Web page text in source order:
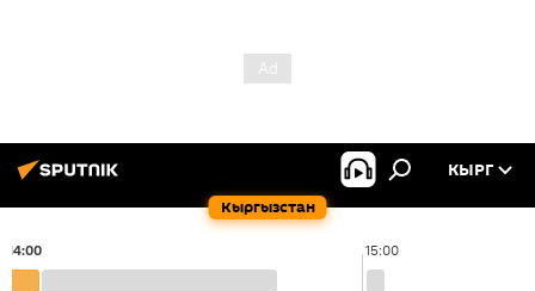
Кыргызстан
КЫРГ
15:00
14:00